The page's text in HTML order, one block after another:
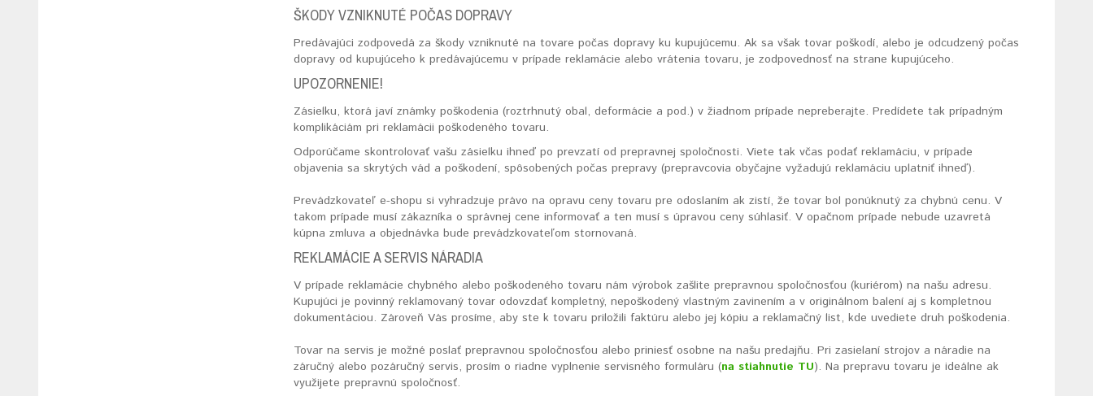
ŠKODY VZNIKNUTÉ POČAS DOPRAVY
Predávajúci zodpovedá za škody vzniknuté na tovare počas dopravy ku kupujúcemu. Ak sa však tovar poškodí, alebo je odcudzený počas
dopravy od kupujúceho k predávajúcemu v prípade reklamácie alebo vrátenia tovaru, je zodpovednosť na strane kupujúceho.
UPOZORNENIE!
Zásielku, ktorá javí známky poškodenia (roztrhnutý obal, deformácie a pod.) v žiadnom prípade nepreberajte. Predídete tak prípadným
komplikáciám pri reklamácii poškodeného tovaru.
Odporúčame skontrolovať vašu zásielku ihneď po prevzatí od prepravnej spoločnosti. Viete tak včas podať reklamáciu, v prípade
objavenia sa skrytých vád a poškodení, spôsobených počas prepravy (prepravcovia obyčajne vyžadujú reklamáciu uplatniť ihneď).
Prevádzkovateľ e-shopu si vyhradzuje právo na opravu ceny tovaru pre odoslaním ak zistí, že tovar bol ponúknutý za chybnú cenu. V
takom prípade musí zákazníka o správnej cene informovať a ten musí s úpravou ceny súhlasiť. V opačnom prípade nebude uzavretá
kúpna zmluva a objednávka bude prevádzkovateľom stornovaná.
REKLAMÁCIE A SERVIS NÁRADIA
V prípade reklamácie chybného alebo poškodeného tovaru nám výrobok zašlite prepravnou spoločnosťou (kuriérom) na našu adresu.
Kupujúci je povinný reklamovaný tovar odovzdať kompletný, nepoškodený vlastným zavinením a v originálnom balení aj s kompletnou
dokumentáciou. Zároveň Vás prosíme, aby ste k tovaru priložili faktúru alebo jej kópiu a reklamačný list, kde uvediete druh poškodenia.
Tovar na servis je možné poslať prepravnou spoločnosťou alebo priniesť osobne na našu predajňu. Pri zasielaní strojov a náradie na
záručný alebo pozáručný servis, prosím o riadne vyplnenie servisného formuláru (na stiahnutie TU). Na prepravu tovaru je ideálne ak
využijete prepravnú spoločnosť.